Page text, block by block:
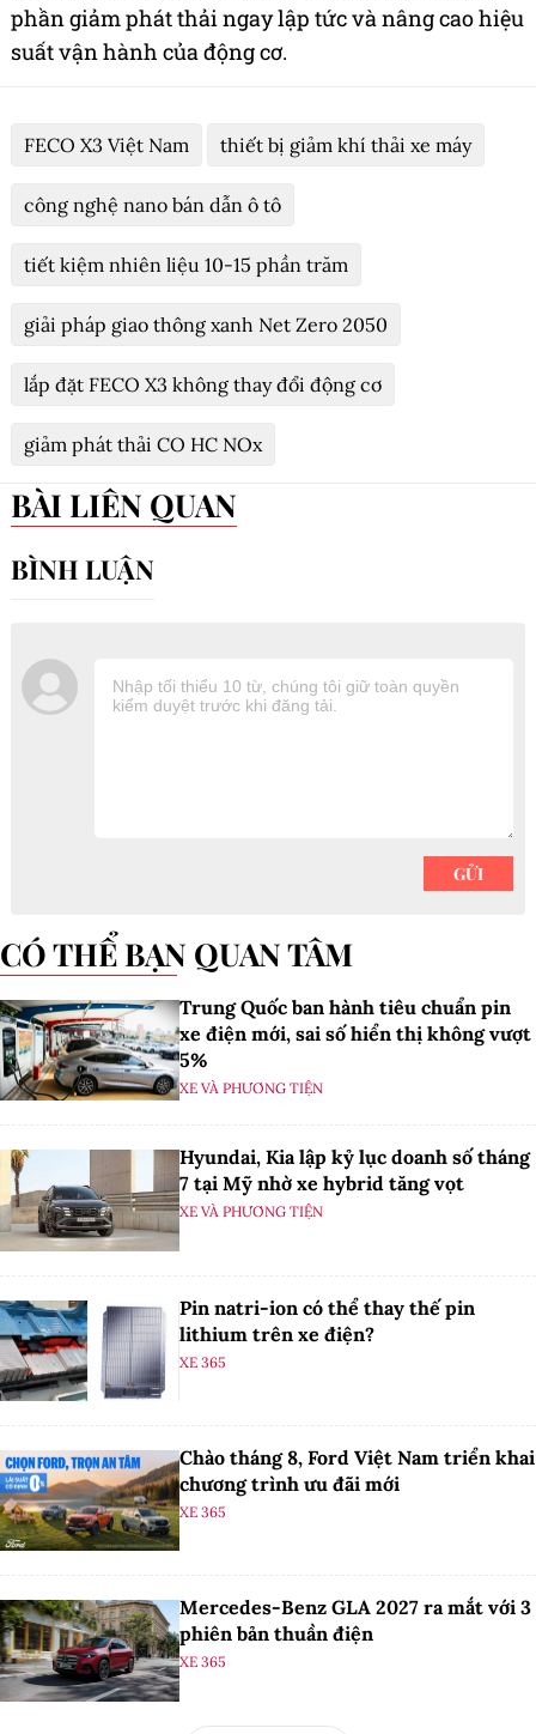
phần giảm phát thải ngay lập tức và nâng cao hiệu
suất vận hành của động cơ.
FECO X3 Việt Nam thiết bị giảm khí thải xe máy
công nghệ nano bán dẫn ô tô
tiết kiệm nhiên liệu 10-15 phần trăm
giải pháp giao thông xanh Net Zero 2050
lắp đặt FECO X3 không thay đổi động cơ
giảm phát thải CO HC NOx
BÀI LIÊN QUAN
CÓ THỂ BẠN QUAN TÂM
Trung Quốc ban hành tiêu chuẩn pin
xe điện mới, sai số hiển thị không vượt
5%
XE VÀ PHƯƠNG TIỆN
Hyundai, Kia lập kỷ lục doanh số tháng
7 tại Mỹ nhờ xe hybrid tăng vọt
XE VÀ PHƯƠNG TIỆN
Pin natri-ion có thể thay thế pin
lithium trên xe điện?
XE 365
Chào tháng 8, Ford Việt Nam triển khai
chương trình ưu đãi mới
XE 365
Mercedes-Benz GLA 2027 ra mắt với 3
phiên bản thuần điện
XE 365